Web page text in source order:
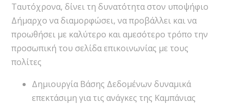
Ταυτόχρονα, δίνει τη δυνατότητα στον υποψήφιο
Δήμαρχο να διαμορφώσει, να προβάλλει και να
προωθήσει με καλύτερο και αμεσότερο τρόπο την
προσωπική του σελίδα επικοινωνίας με τους
πολίτες
Δημιουργία Βάσης Δεδομένων δυναμικά
επεκτάσιμη για τις ανάγκες της Καμπάνιας